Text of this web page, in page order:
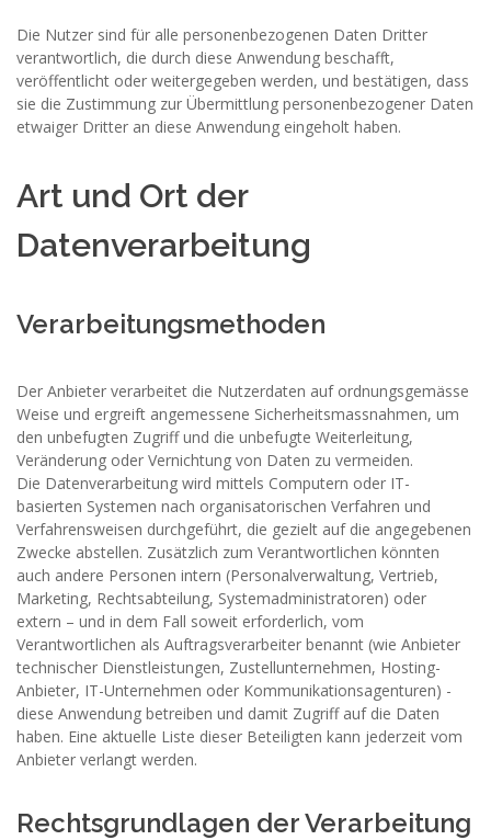
Die Nutzer sind für alle personenbezogenen Daten Dritter
verantwortlich, die durch diese Anwendung beschafft,
veröffentlicht oder weitergegeben werden, und bestätigen, dass
sie die Zustimmung zur Übermittlung personenbezogener Daten
etwaiger Dritter an diese Anwendung eingeholt haben.
Art und Ort der
Datenverarbeitung
Verarbeitungsmethoden
Der Anbieter verarbeitet die Nutzerdaten auf ordnungsgemässe
Weise und ergreift angemessene Sicherheitsmassnahmen, um
den unbefugten Zugriff und die unbefugte Weiterleitung,
Veränderung oder Vernichtung von Daten zu vermeiden.
Die Datenverarbeitung wird mittels Computern oder IT-
basierten Systemen nach organisatorischen Verfahren und
Verfahrensweisen durchgeführt, die gezielt auf die angegebenen
Zwecke abstellen. Zusätzlich zum Verantwortlichen könnten
auch andere Personen intern (Personalverwaltung, Vertrieb,
Marketing, Rechtsabteilung, Systemadministratoren) oder
extern – und in dem Fall soweit erforderlich, vom
Verantwortlichen als Auftragsverarbeiter benannt (wie Anbieter
technischer Dienstleistungen, Zustellunternehmen, Hosting-
Anbieter, IT-Unternehmen oder Kommunikationsagenturen) -
diese Anwendung betreiben und damit Zugriff auf die Daten
haben. Eine aktuelle Liste dieser Beteiligten kann jederzeit vom
Anbieter verlangt werden.
Rechtsgrundlagen der Verarbeitung